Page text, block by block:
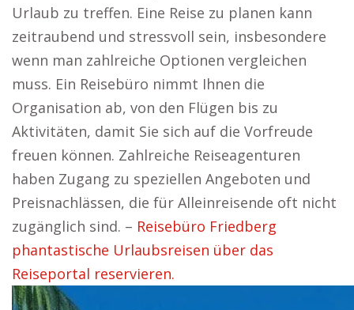
Urlaub zu treffen. Eine Reise zu planen kann
zeitraubend und stressvoll sein, insbesondere
wenn man zahlreiche Optionen vergleichen
muss. Ein Reisebüro nimmt Ihnen die
Organisation ab, von den Flügen bis zu
Aktivitäten, damit Sie sich auf die Vorfreude
freuen können. Zahlreiche Reiseagenturen
haben Zugang zu speziellen Angeboten und
Preisnachlässen, die für Alleinreisende oft nicht
zugänglich sind. – Reisebüro Friedberg
phantastische Urlaubsreisen über das
Reiseportal reservieren.